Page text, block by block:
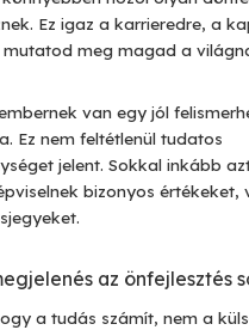
Ez igaz a karrieredre, a
meg magad a
van egy jól
Ez nem feltétlenül tudatos
jelent. Sokkal inkább
bizonyos értékeket,
az önfejlesztés
a tudás számít, nem a